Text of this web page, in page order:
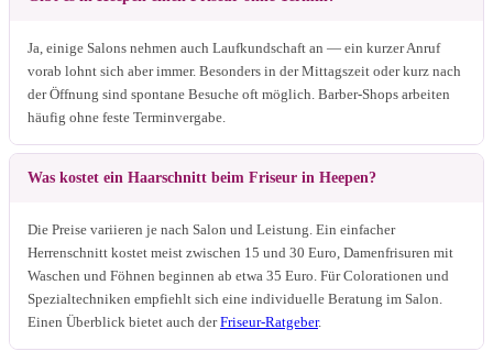
Ja, einige Salons nehmen auch Laufkundschaft an — ein kurzer Anruf
vorab lohnt sich aber immer. Besonders in der Mittagszeit oder kurz nach
der Öffnung sind spontane Besuche oft möglich. Barber-Shops arbeiten
häufig ohne feste Terminvergabe.
Was kostet ein Haarschnitt beim Friseur in Heepen?
Die Preise variieren je nach Salon und Leistung. Ein einfacher
Herrenschnitt kostet meist zwischen 15 und 30 Euro, Damenfrisuren mit
Waschen und Föhnen beginnen ab etwa 35 Euro. Für Colorationen und
Spezialtechniken empfiehlt sich eine individuelle Beratung im Salon.
Einen Überblick bietet auch derFriseur-Ratgeber.